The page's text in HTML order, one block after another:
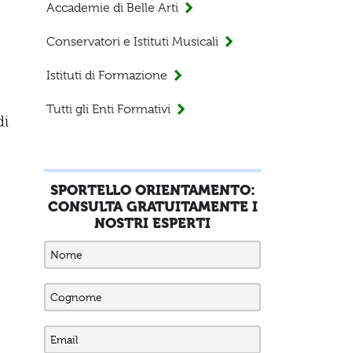
Accademie di Belle Arti
Conservatori e Istituti Musicali
Istituti di Formazione
Tutti gli Enti Formativi
SPORTELLO ORIENTAMENTO:
CONSULTA GRATUITAMENTE I
NOSTRI ESPERTI